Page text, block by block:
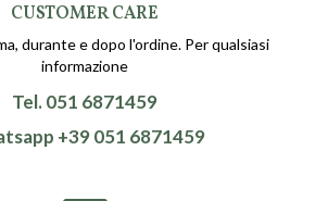
CUSTOMER CARE
durante e dopo l'ordine. Per qualsiasi
informazione
Tel. 051 6871459
+39 051 6871459